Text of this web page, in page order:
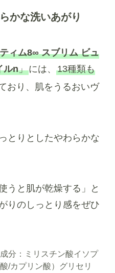
かな洗いあがり
ィム8∞ スブリム ビュ
ルn」には、13種類も
おり、肌をうるおいヴ
とりとしたやわらかな
うと肌が乾燥する」と
りのしっとり感をぜひ
分：ミリスチン酸イソプ
/カプリン酸）グリセリ